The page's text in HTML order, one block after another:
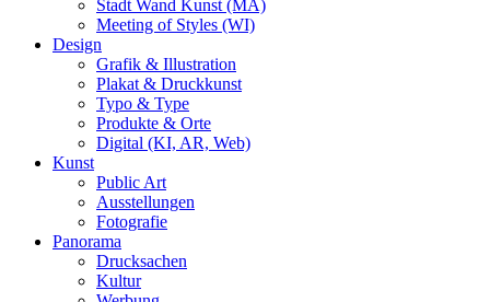
Stadt Wand Kunst (MA)
Meeting of Styles (WI)
Design
Grafik & Illustration
Plakat & Druckkunst
Typo & Type
Produkte & Orte
Digital (KI, AR, Web)
Kunst
Public Art
Ausstellungen
Fotografie
Panorama
Drucksachen
Kultur